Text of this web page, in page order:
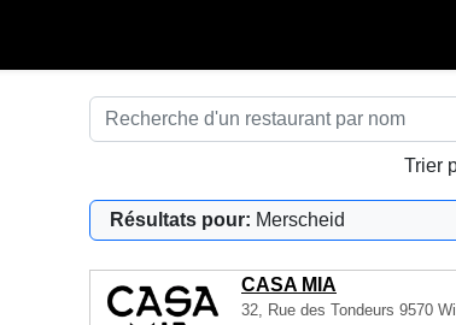
Trier
Résultats pour: Merscheid
CASA MIA
32, Rue des Tondeurs 9570